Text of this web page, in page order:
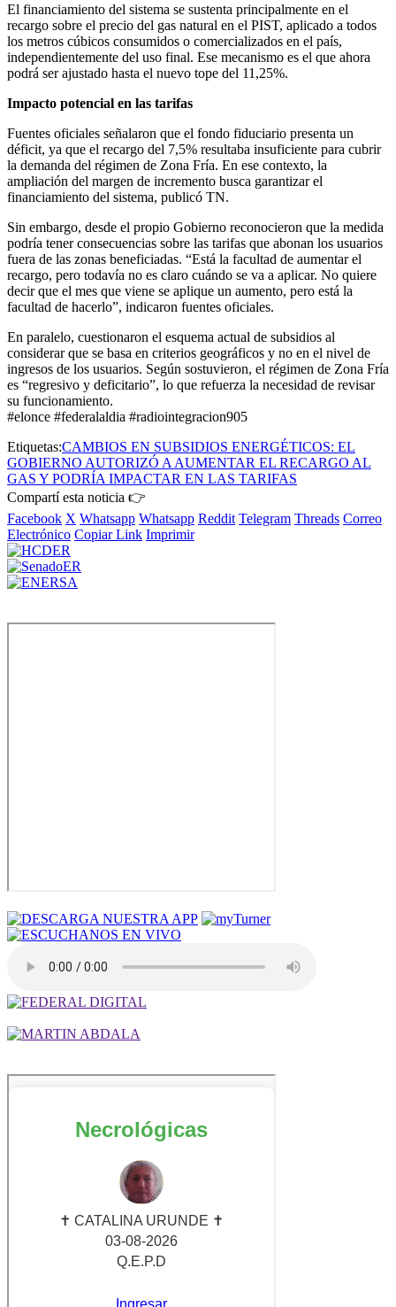
El financiamiento del sistema se sustenta principalmente en el
recargo sobre el precio del gas natural en el PIST, aplicado a todos
los metros cúbicos consumidos o comercializados en el país,
independientemente del uso final. Ese mecanismo es el que ahora
podrá ser ajustado hasta el nuevo tope del 11,25%.
Impacto potencial en las tarifas
Fuentes oficiales señalaron que el fondo fiduciario presenta un
déficit, ya que el recargo del 7,5% resultaba insuficiente para cubrir
la demanda del régimen de Zona Fría. En ese contexto, la
ampliación del margen de incremento busca garantizar el
financiamiento del sistema, publicó TN.
Sin embargo, desde el propio Gobierno reconocieron que la medida
podría tener consecuencias sobre las tarifas que abonan los usuarios
fuera de las zonas beneficiadas. “Está la facultad de aumentar el
recargo, pero todavía no es claro cuándo se va a aplicar. No quiere
decir que el mes que viene se aplique un aumento, pero está la
facultad de hacerlo”, indicaron fuentes oficiales.
En paralelo, cuestionaron el esquema actual de subsidios al
considerar que se basa en criterios geográficos y no en el nivel de
ingresos de los usuarios. Según sostuvieron, el régimen de Zona Fría
es “regresivo y deficitario”, lo que refuerza la necesidad de revisar
su funcionamiento.
#elonce #federalaldia #radiointegracion905
Etiquetas:CAMBIOS EN SUBSIDIOS ENERGÉTICOS: EL
GOBIERNO AUTORIZÓ A AUMENTAR EL RECARGO AL
GAS Y PODRÍA IMPACTAR EN LAS TARIFAS
Compartí esta noticia 👉
Facebook X Whatsapp Whatsapp Reddit Telegram Threads Correo
Electrónico Copiar Link Imprimir